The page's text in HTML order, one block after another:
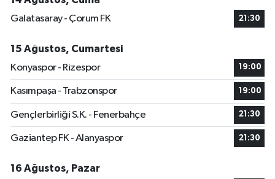
Galatasaray - Çorum FK
21:30
15 Ağustos, Cumartesi
Konyaspor - Rizespor
19:00
Kasımpaşa - Trabzonspor 19:00
Gençlerbirliği S.K. - Fenerbahçe 21:30
Gaziantep FK - Alanyaspor 21:30
16 Ağustos, Pazar